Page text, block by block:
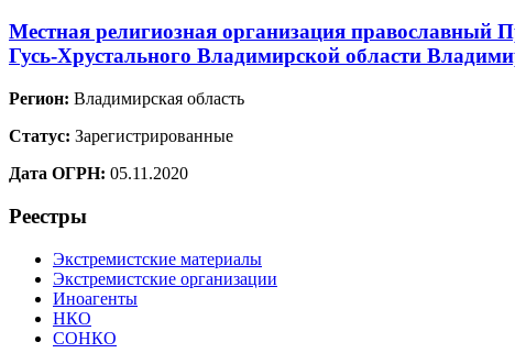
Местная религиозная организация православный
Гусь-Хрустального Владимирской области
Регион: Владимирская область
Статус: Зарегистрированные
Дата ОГРН: 05.11.2020
Реестры
Экстремистские материалы
Экстремистские организации
Иноагенты
НКО
СОНКО